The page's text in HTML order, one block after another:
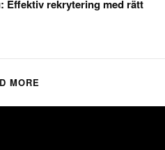
Effektiv rekrytering med rätt
MORE